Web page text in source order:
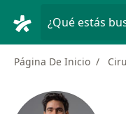
¿Qué estás
Página De Inicio